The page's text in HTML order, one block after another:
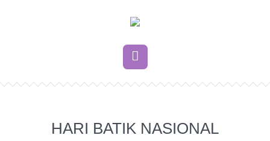
HARI BATIK NASIONAL